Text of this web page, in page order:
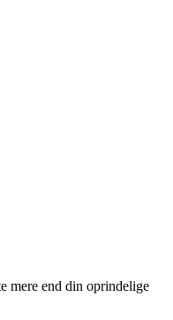
mere end din oprindelige